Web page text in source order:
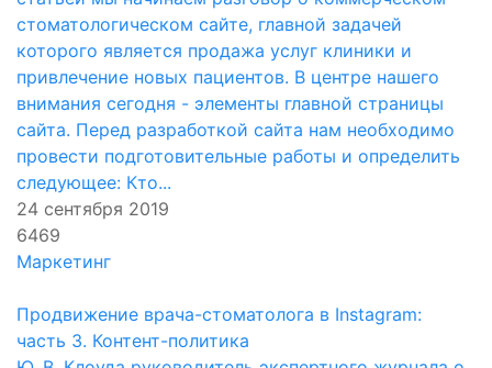
стоматологическом сайте, главной задачей
которого является продажа услуг клиники и
привлечение новых пациентов. В центре нашего
внимания сегодня - элементы главной страницы
сайта. Перед разработкой сайта нам необходимо
провести подготовительные работы и определить
следующее: Кто...
24 сентября 2019
6469
Маркетинг
Продвижение врача-стоматолога в Instagram:
часть 3. Контент-политика